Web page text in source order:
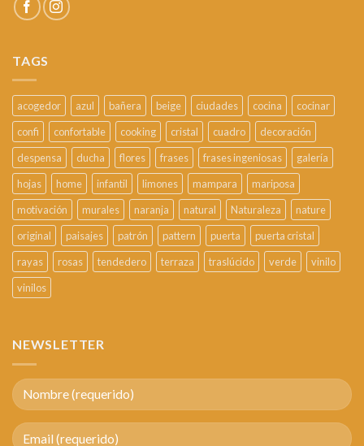
TAGS
acogedor azul bañera beige ciudades cocina
cocinar
confi
confortable cooking cristal cuadro
decoración
despensa
ducha flores frases frases ingeniosas
galería
hojas
home infantil limones mampara
mariposa
motivación
murales naranja natural Naturaleza
nature
original
paisajes patrón pattern puerta
puerta cristal
rayas
rosas tendedero terraza traslúcido verde
vinilo
vinilos
NEWSLETTER